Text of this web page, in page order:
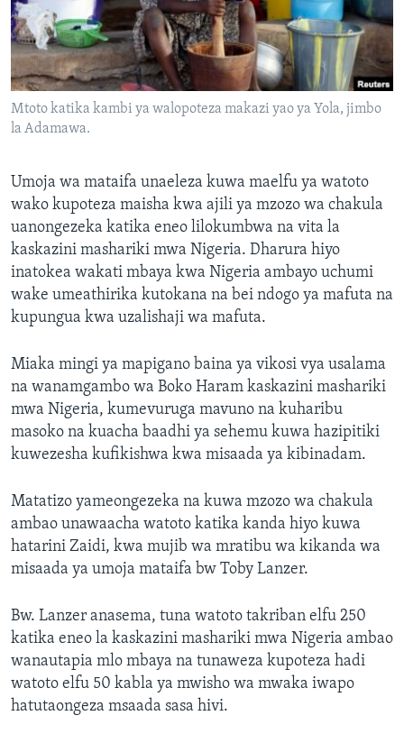
Mtoto katika kambi ya walopoteza makazi yao ya Yola, jimbo
la Adamawa.
Umoja wa mataifa unaeleza kuwa maelfu ya watoto
wako kupoteza maisha kwa ajili ya mzozo wa chakula
uanongezeka katika eneo lilokumbwa na vita la
kaskazini mashariki mwa Nigeria. Dharura hiyo
inatokea wakati mbaya kwa Nigeria ambayo uchumi
wake umeathirika kutokana na bei ndogo ya mafuta na
kupungua kwa uzalishaji wa mafuta.
Miaka mingi ya mapigano baina ya vikosi vya usalama
na wanamgambo wa Boko Haram kaskazini mashariki
mwa Nigeria, kumevuruga mavuno na kuharibu
masoko na kuacha baadhi ya sehemu kuwa hazipitiki
kuwezesha kufikishwa kwa misaada ya kibinadam.
Matatizo yameongezeka na kuwa mzozo wa chakula
ambao unawaacha watoto katika kanda hiyo kuwa
hatarini Zaidi, kwa mujib wa mratibu wa kikanda wa
misaada ya umoja mataifa bw Toby Lanzer.
Bw. Lanzer anasema, tuna watoto takriban elfu 250
katika eneo la kaskazini mashariki mwa Nigeria ambao
wanautapia mlo mbaya na tunaweza kupoteza hadi
watoto elfu 50 kabla ya mwisho wa mwaka iwapo
hatutaongeza msaada sasa hivi.